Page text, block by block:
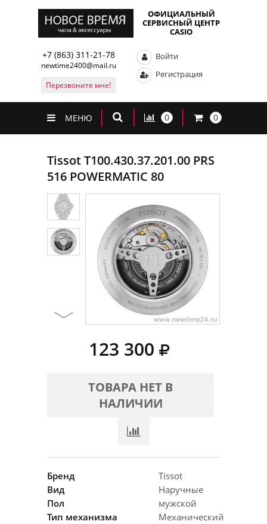
ОФИЦИАЛЬНЫЙ
СЕРВИСНЫЙ ЦЕНТР
CASIO
+7 (863) 311-21-78
newtime2400@mail.ru
Перезвоните мне!
Войти
Регистрация
МЕНЮ 0 0
Tissot T100.430.37.201.00 PRS
516 POWERMATIC 80
123 300
ТОВАРА НЕТ В
НАЛИЧИИ
Бренд
Tissot
Вид
Наручные
Пол
мужской
Тип механизма
Механический